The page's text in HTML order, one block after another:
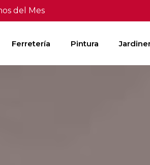
del Mes
Ferretería Pintura